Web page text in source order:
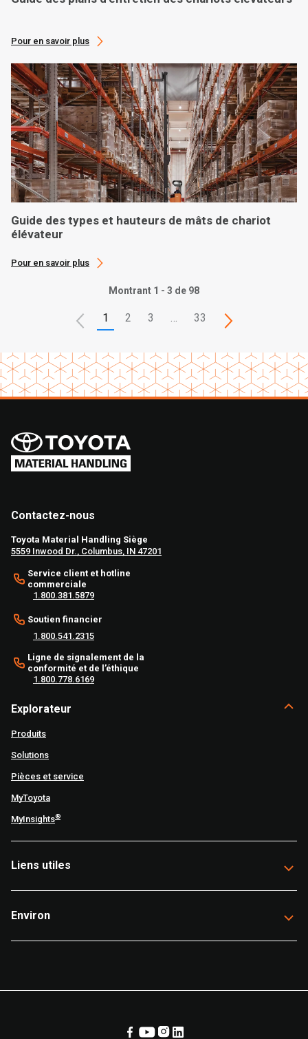
Pour en savoir plus
Guide des types et hauteurs de mâts de chariot
élévateur
Pour en savoir plus
Montrant 1 - 3 de 98
1 2 3 33
Contactez-nous
Toyota Material Handling Siège
5559 Inwood Dr., Columbus, IN 47201
Service client et hotline
commerciale
1.800.381.5879
Soutien financier
1.800.541.2315
Ligne de signalement de la
conformité et de l’éthique
1.800.778.6169
Explorateur
Produits
Solutions
Pièces et service
MyToyota
MyInsights®
Liens utiles
Environ